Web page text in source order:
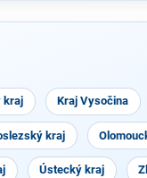
kraj Kraj Vysočina
kraj
Ústecký kraj